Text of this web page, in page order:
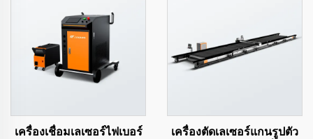
เครื่องเชื่อมเลเซอร์ไฟเบอร์
เครื่องตัดเลเซอร์แกนรูปตัว